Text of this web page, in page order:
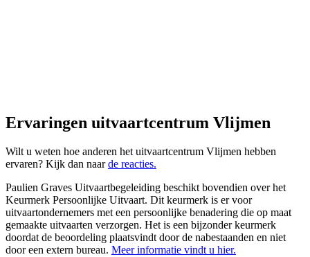
Ervaringen uitvaartcentrum Vlijmen
Wilt u weten hoe anderen het uitvaartcentrum Vlijmen hebben
ervaren? Kijk dan naarde reacties.
Paulien Graves Uitvaartbegeleiding beschikt bovendien over het
Keurmerk Persoonlijke Uitvaart. Dit keurmerk is er voor
uitvaartondernemers met een persoonlijke benadering die op maat
gemaakte uitvaarten verzorgen. Het is een bijzonder keurmerk
doordat de beoordeling plaatsvindt door de nabestaanden en niet
door een extern bureau. Meer informatie vindt u hier.